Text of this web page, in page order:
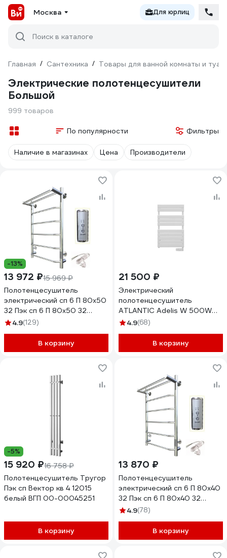
Москва Для юрлиц
Поиск в каталоге
Главная / Сантехника / Товары для ванной комнаты и
Электрические полотенцесушители
Большой
999 товаров
По популярности Фильтры
Наличие в магазинах Цена Производители
-13%
13 972 ₽15 969 ₽
Полотенцесушитель
электрический сп 6 П 80х50
32 Пэк сп 6 П 80х50 32
Тругор 00267364 00-
4.9(129)
В корзину
21 500 ₽
Электрический
полотенцесушитель
ATLANTIC Adelis W 500W
002038 002238
4.9(68)
В корзину
-5%
15 920 ₽16 758 ₽
Полотенцесушитель Тругор
Пэк сп Вектор кв 4 12015
белый ВГП 00-00045251
В корзину
13 870 ₽
Полотенцесушитель
электрический сп 6 П 80х40
32 Пэк сп 6 П 80х40 32
Тругор 00267363 00-
4.9(78)
В корзину